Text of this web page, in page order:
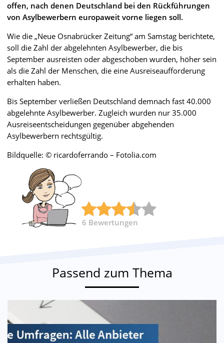
offen, nach denen Deutschland bei den Rückführungen
von Asylbewerbern europaweit vorne liegen soll.
Wie die „Neue Osnabrücker Zeitung“ am Samstag berichtete,
soll die Zahl der abgelehnten Asylbewerber, die bis
September ausreisten oder abgeschoben wurden, höher sein
als die Zahl der Menschen, die eine Ausreiseaufforderung
erhalten haben.
Bis September verließen Deutschland demnach fast 40.000
abgelehnte Asylbewerber. Zugleich wurden nur 35.000
Ausreiseentscheidungen gegenüber abgehenden
Asylbewerbern rechtsgültig.
Bildquelle: © ricardoferrando – Fotolia.com
6 Bewertungen
Passend zum Thema